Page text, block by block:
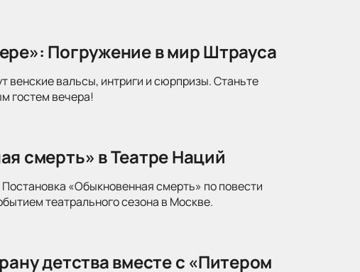
Погружение в мир Штрауса
вальсы, интриги и сюрпризы. Станьте
гостем вечера!
смерть» в Театре Наций
«Обыкновенная смерть» по повести
театрального сезона в Москве.
детства вместе с «Питером